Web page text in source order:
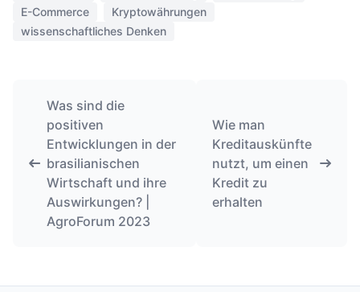
E-Commerce
Kryptowährungen
wissenschaftliches Denken
Was sind die
positiven
Entwicklungen in der
brasilianischen
Wirtschaft und ihre
Auswirkungen? |
AgroForum 2023
Wie man
Kreditauskünfte
nutzt, um einen
Kredit zu
erhalten